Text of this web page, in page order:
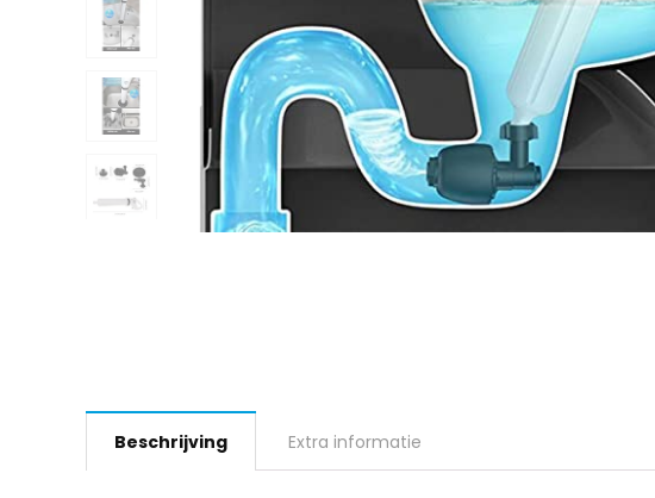
Beschrijving Extra informatie